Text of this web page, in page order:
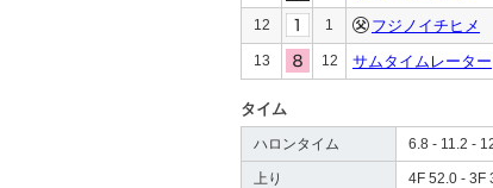
12 1 フジノイチヒメ
13 12 サムタイムレーター
タイム
ハロンタイム 6.8 - 11.2 -
上り 4F 52.0 - 3F